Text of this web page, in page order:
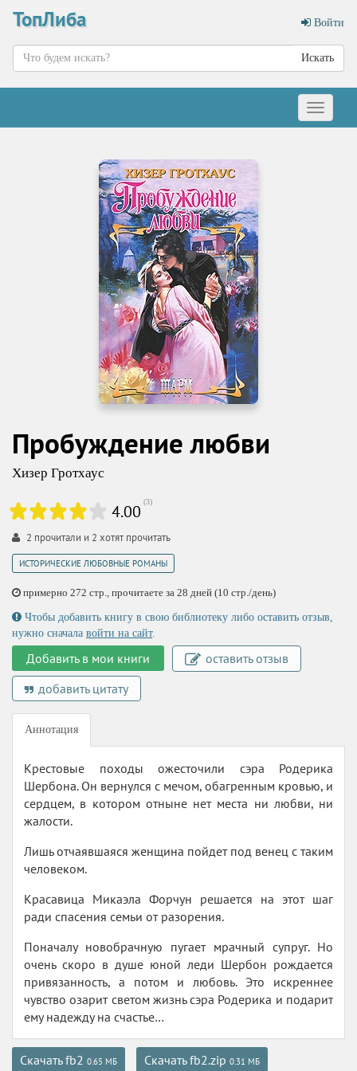
ТопЛиба Войти
Искать
Меню
Пробуждение любви
Хизер Гротхаус
4.00 (3)
2 прочитали и 2 хотят прочитать
ИСТОРИЧЕСКИЕ ЛЮБОВНЫЕ РОМАНЫ
примерно 272 стр., прочитаете за 28 дней (10 стр./день)
Чтобы добавить книгу в свою библиотеку либо оставить отзыв,
нужно сначала войти на сайт.
Добавить в мои книги
оставить отзыв
добавить цитату
Аннотация
Крестовые походы ожесточили сэра Родерика
Шербона. Он вернулся с мечом, обагренным кровью, и
сердцем, в котором отныне нет места ни любви, ни
жалости.
Лишь отчаявшаяся женщина пойдет под венец с таким
человеком.
Красавица Микаэла Форчун решается на этот шаг
ради спасения семьи от разорения.
Поначалу новобрачную пугает мрачный супруг. Но
очень скоро в душе юной леди Шербон рождается
привязанность, а потом и любовь. Это искреннее
чувство озарит светом жизнь сэра Родерика и подарит
ему надежду на счастье…
Скачать fb2 0.65 МБ Скачать fb2.zip 0.31 МБ